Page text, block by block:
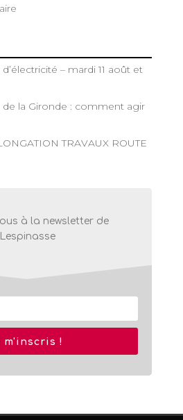
– mardi 11 août et
de la Gironde : comment agir
TRAVAUX ROUTE
à la newsletter de
Lespinasse
m'inscris !